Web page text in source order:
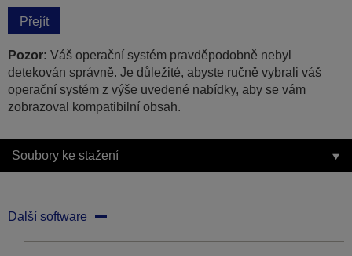
Přejít
Pozor: Váš operační systém pravděpodobně nebyl
detekován správně. Je důležité, abyste ručně vybrali váš
operační systém z výše uvedené nabídky, aby se vám
zobrazoval kompatibilní obsah.
Soubory ke stažení
Další software